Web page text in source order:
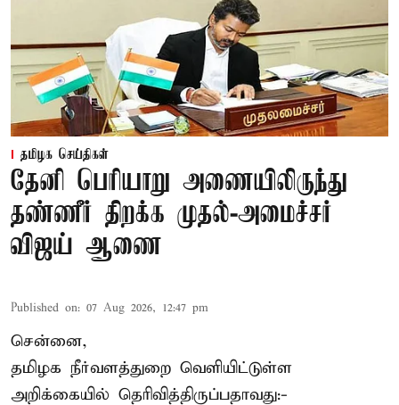
தமிழக செய்திகள்
தேனி பெரியாறு அணையிலிருந்து
தண்ணீர் திறக்க முதல்-அமைச்சர்
விஜய் ஆணை
Published on: 07 Aug 2026, 12:47 pm
சென்னை,
தமிழக நீர்வளத்துறை வெளியிட்டுள்ள
அறிக்கையில் தெரிவித்திருப்பதாவது:-